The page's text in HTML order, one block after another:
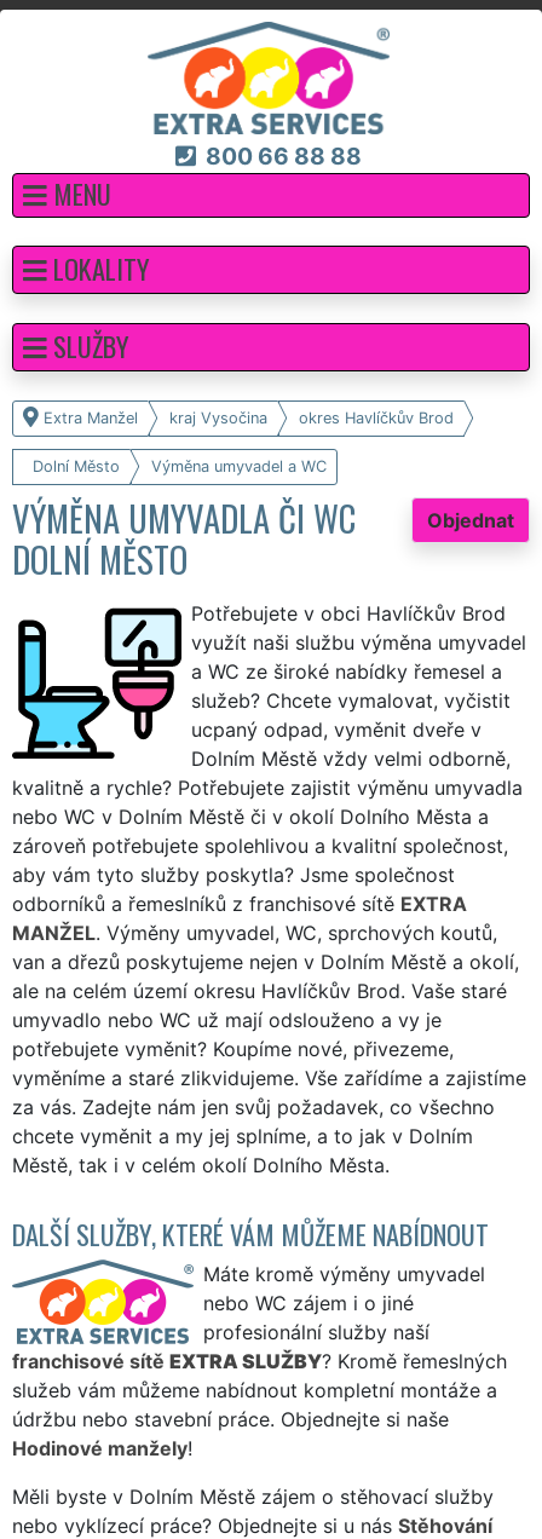
800 66 88 88
MENU
Extra Manžel kraj Vysočina okres Havlíčkův Brod
Dolní Město Výměna umyvadel a WC
Objednat
VÝMĚNA UMYVADLA ČI WC
DOLNÍ MĚSTO
Potřebujete v obci Havlíčkův Brod
využít naši službu výměna umyvadel
a WC ze široké nabídky řemesel a
služeb? Chcete vymalovat, vyčistit
ucpaný odpad, vyměnit dveře v
Dolním Městě vždy velmi odborně,
kvalitně a rychle? Potřebujete zajistit výměnu umyvadla
nebo WC v Dolním Městě či v okolí Dolního Města a
zároveň potřebujete spolehlivou a kvalitní společnost,
aby vám tyto služby poskytla? Jsme společnost
odborníků a řemeslníků z franchisové sítě EXTRA
MANŽEL. Výměny umyvadel, WC, sprchových koutů,
van a dřezů poskytujeme nejen v Dolním Městě a okolí,
ale na celém území okresu Havlíčkův Brod. Vaše staré
umyvadlo nebo WC už mají odslouženo a vy je
potřebujete vyměnit? Koupíme nové, přivezeme,
vyměníme a staré zlikvidujeme. Vše zařídíme a zajistíme
za vás. Zadejte nám jen svůj požadavek, co všechno
chcete vyměnit a my jej splníme, a to jak v Dolním
Městě, tak i v celém okolí Dolního Města.
DALŠÍ SLUŽBY, KTERÉ VÁM MŮŽEME NABÍDNOUT
Máte kromě výměny umyvadel
nebo WC zájem i o jiné
profesionální služby naší
franchisové sítě EXTRA SLUŽBY? Kromě řemeslných
služeb vám můžeme nabídnout kompletní montáže a
údržbu nebo stavební práce. Objednejte si naše
Hodinové manžely!
Měli byste v Dolním Městě zájem o stěhovací služby
nebo vyklízecí práce? Objednejte si u nás Stěhování
LOKALITY
SLUŽBY